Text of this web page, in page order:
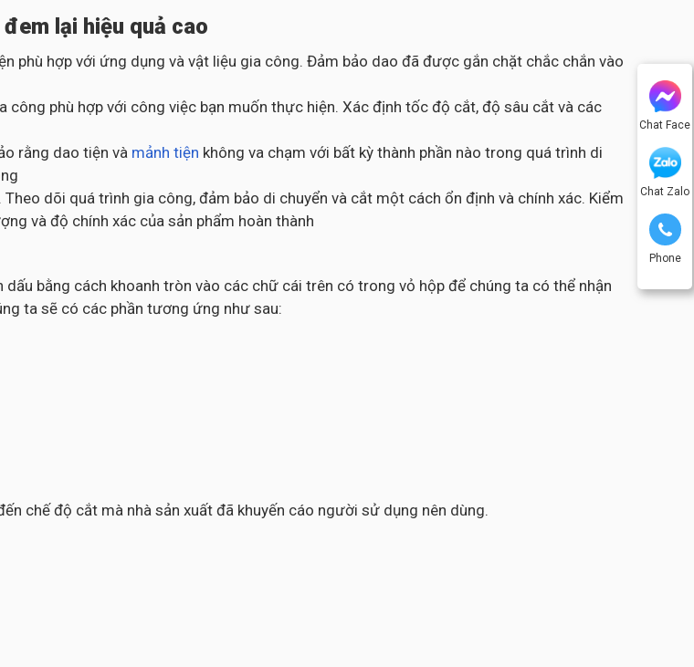
Chat Face
Chat Zalo
Phone
lại hiệu quả cao
phù hợp với ứng dụng và vật liệu gia công. Đảm bảo dao đã được gắn chặt chắc chắn vào
phù hợp với công việc bạn muốn thực hiện. Xác định tốc độ cắt, độ sâu cắt và các
rằng dao tiện và mảnh tiện không va chạm với bất kỳ thành phần nào trong quá trình di
dõi quá trình gia công, đảm bảo di chuyển và cắt một cách ổn định và chính xác. Kiểm
và độ chính xác của sản phẩm hoàn thành
bằng cách khoanh tròn vào các chữ cái trên có trong vỏ hộp để chúng ta có thể nhận
ta sẽ có các phần tương ứng như sau:
chế độ cắt mà nhà sản xuất đã khuyến cáo người sử dụng nên dùng.